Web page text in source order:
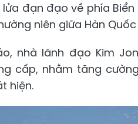
đạn đạo về phía
niên giữa Hàn
nhà lãnh đạo Kim
cấp, nhằm tăng
hiện.